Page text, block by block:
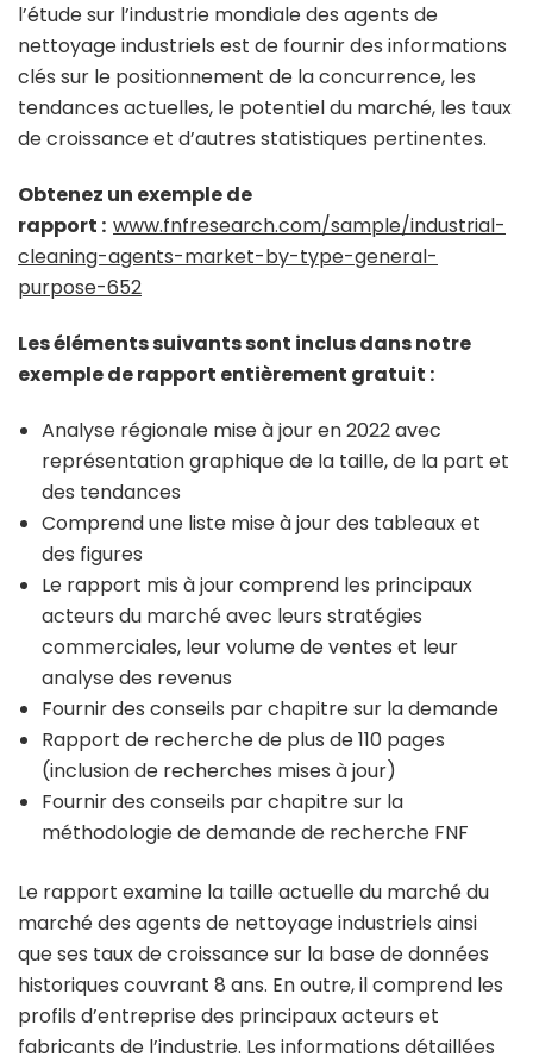
l’étude sur l’industrie mondiale des agents de
nettoyage industriels est de fournir des informations
clés sur le positionnement de la concurrence, les
tendances actuelles, le potentiel du marché, les taux
de croissance et d’autres statistiques pertinentes.
Obtenez un exemple de
rapport : www.fnfresearch.com/sample/industrial-
cleaning-agents-market-by-type-general-
purpose-652
Les éléments suivants sont inclus dans notre
exemple de rapport entièrement gratuit :
Analyse régionale mise à jour en 2022 avec
représentation graphique de la taille, de la part et
des tendances
Comprend une liste mise à jour des tableaux et
des figures
Le rapport mis à jour comprend les principaux
acteurs du marché avec leurs stratégies
commerciales, leur volume de ventes et leur
analyse des revenus
Fournir des conseils par chapitre sur la demande
Rapport de recherche de plus de 110 pages
(inclusion de recherches mises à jour)
Fournir des conseils par chapitre sur la
méthodologie de demande de recherche FNF
Le rapport examine la taille actuelle du marché du
marché des agents de nettoyage industriels ainsi
que ses taux de croissance sur la base de données
historiques couvrant 8 ans. En outre, il comprend les
profils d’entreprise des principaux acteurs et
fabricants de l’industrie. Les informations détaillées